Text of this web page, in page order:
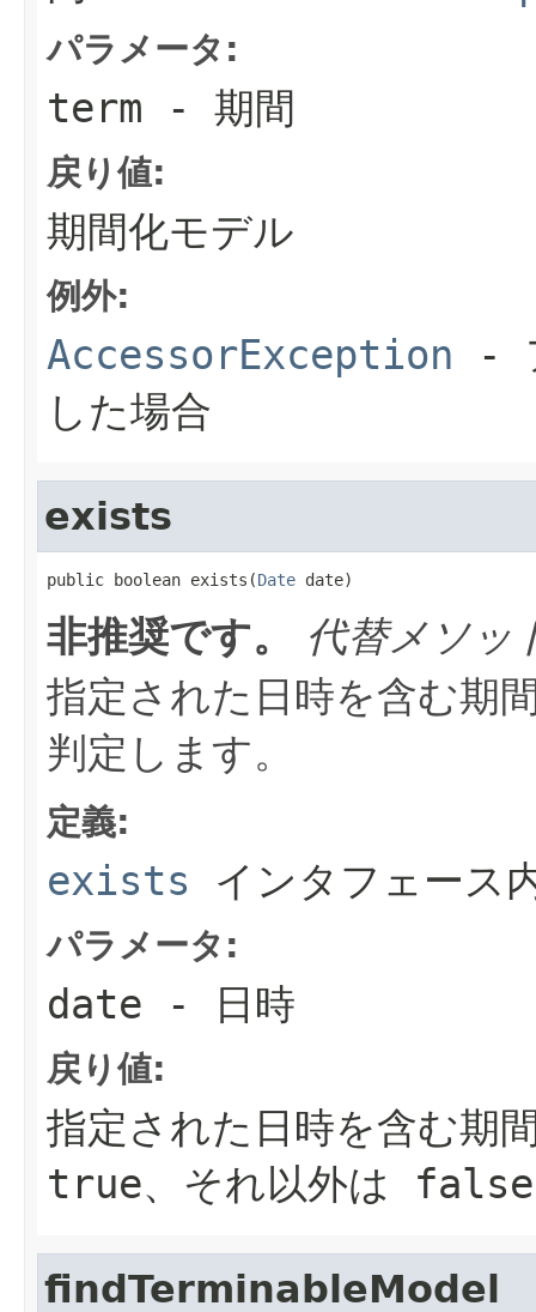
パラメータ:
term - 期間
戻り値:
期間化モデル
例外:
AccessorException -
した場合
exists
public boolean exists(Date date)
非推奨です。
代替メソッ
指定された日時を含む期
判定します。
定義:
exists インタフェース
パラメータ:
date - 日時
戻り値:
指定された日時を含む期
true、それ以外は false
findTerminableModel